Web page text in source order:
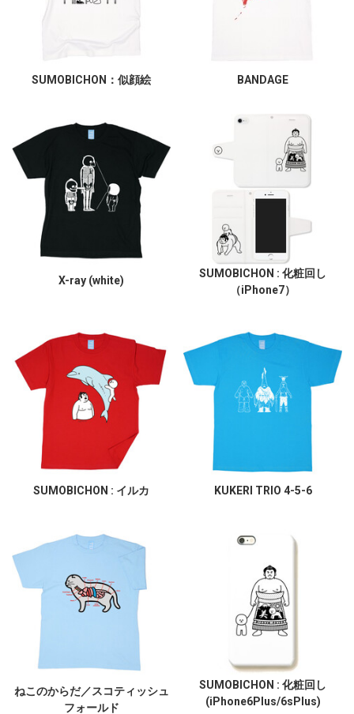
SUMOBICHON：似顔絵 BANDAGE
X-ray (white)
SUMOBICHON : 化粧回し
（iPhone7）
SUMOBICHON : イルカ KUKERI TRIO 4-5-6
ねこのからだ／スコティッシュ
フォールド
SUMOBICHON : 化粧回し
(iPhone6Plus/6sPlus)